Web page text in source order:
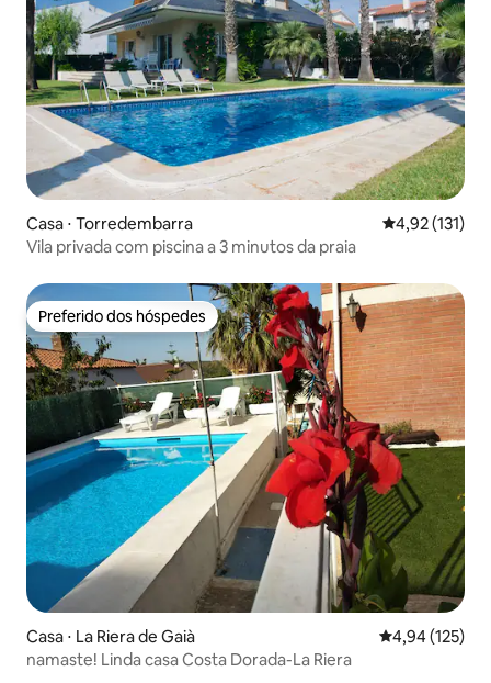
Casa ⋅ Torredembarra 4,92 de uma
4,92 (131)
Vila privada com piscina a 3 minutos da praia
Preferido dos hóspedes
Preferido dos hóspedes
Casa ⋅ La Riera de Gaià 4,94 de uma
4,94 (125)
namaste! Linda casa Costa Dorada-La Riera